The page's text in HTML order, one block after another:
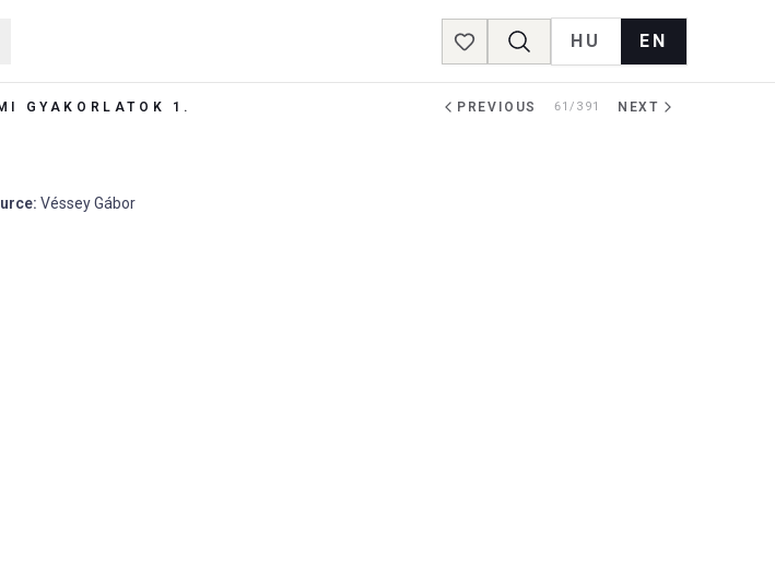
Favorites
HU EN
GYAKORLATOK 1. PREVIOUS 61/391 NEXT
: Véssey Gábor